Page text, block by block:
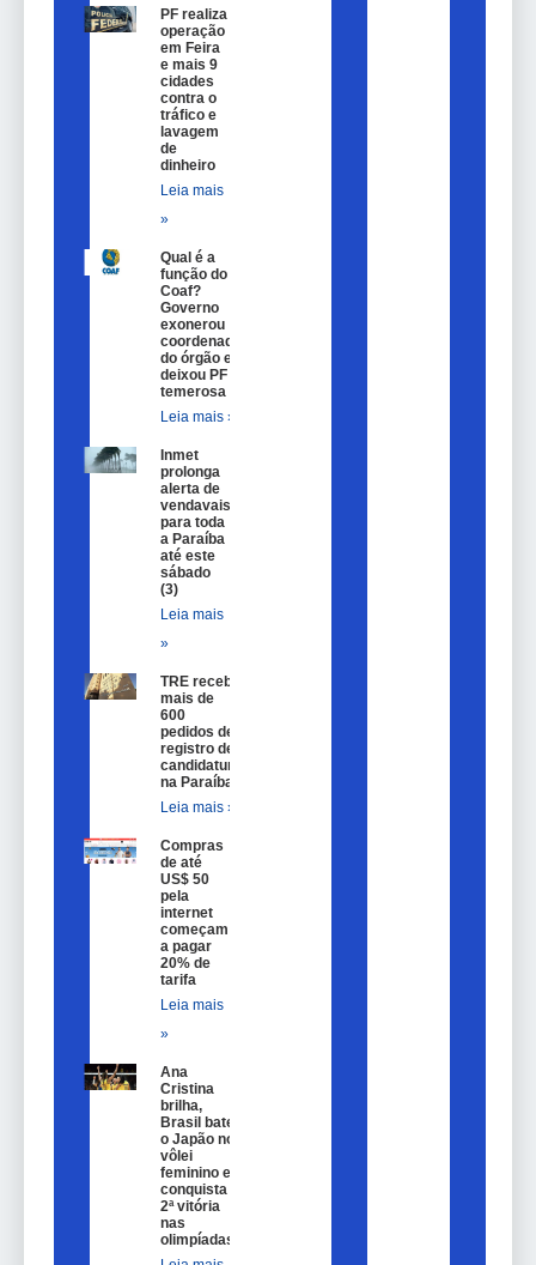
PF realiza
operação
em Feira
e mais 9
cidades
contra o
tráfico e
lavagem
de
dinheiro
Leia mais
»
Qual é a
função do
Coaf?
Governo
exonerou
coordenador
do órgão e
deixou PF
temerosa
Leia mais »
Inmet
prolonga
alerta de
vendavais
para toda
a Paraíba
até este
sábado
(3)
Leia mais
»
TRE recebe
mais de
600
pedidos de
registro de
candidatura
na Paraíba
Leia mais »
Compras
de até
US$ 50
pela
internet
começam
a pagar
20% de
tarifa
Leia mais
»
Ana
Cristina
brilha,
Brasil bate
o Japão no
vôlei
feminino e
conquista
2ª vitória
nas
olimpíadas